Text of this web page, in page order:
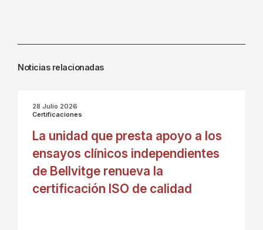
Noticias relacionadas
28 Julio 2026
Certificaciones
La unidad que presta apoyo a los
ensayos clínicos independientes
de Bellvitge renueva la
certificación ISO de calidad